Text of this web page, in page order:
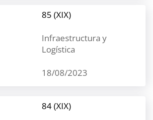
85 (XIX)
Infraestructura y
Logística
18/08/2023
84 (XIX)